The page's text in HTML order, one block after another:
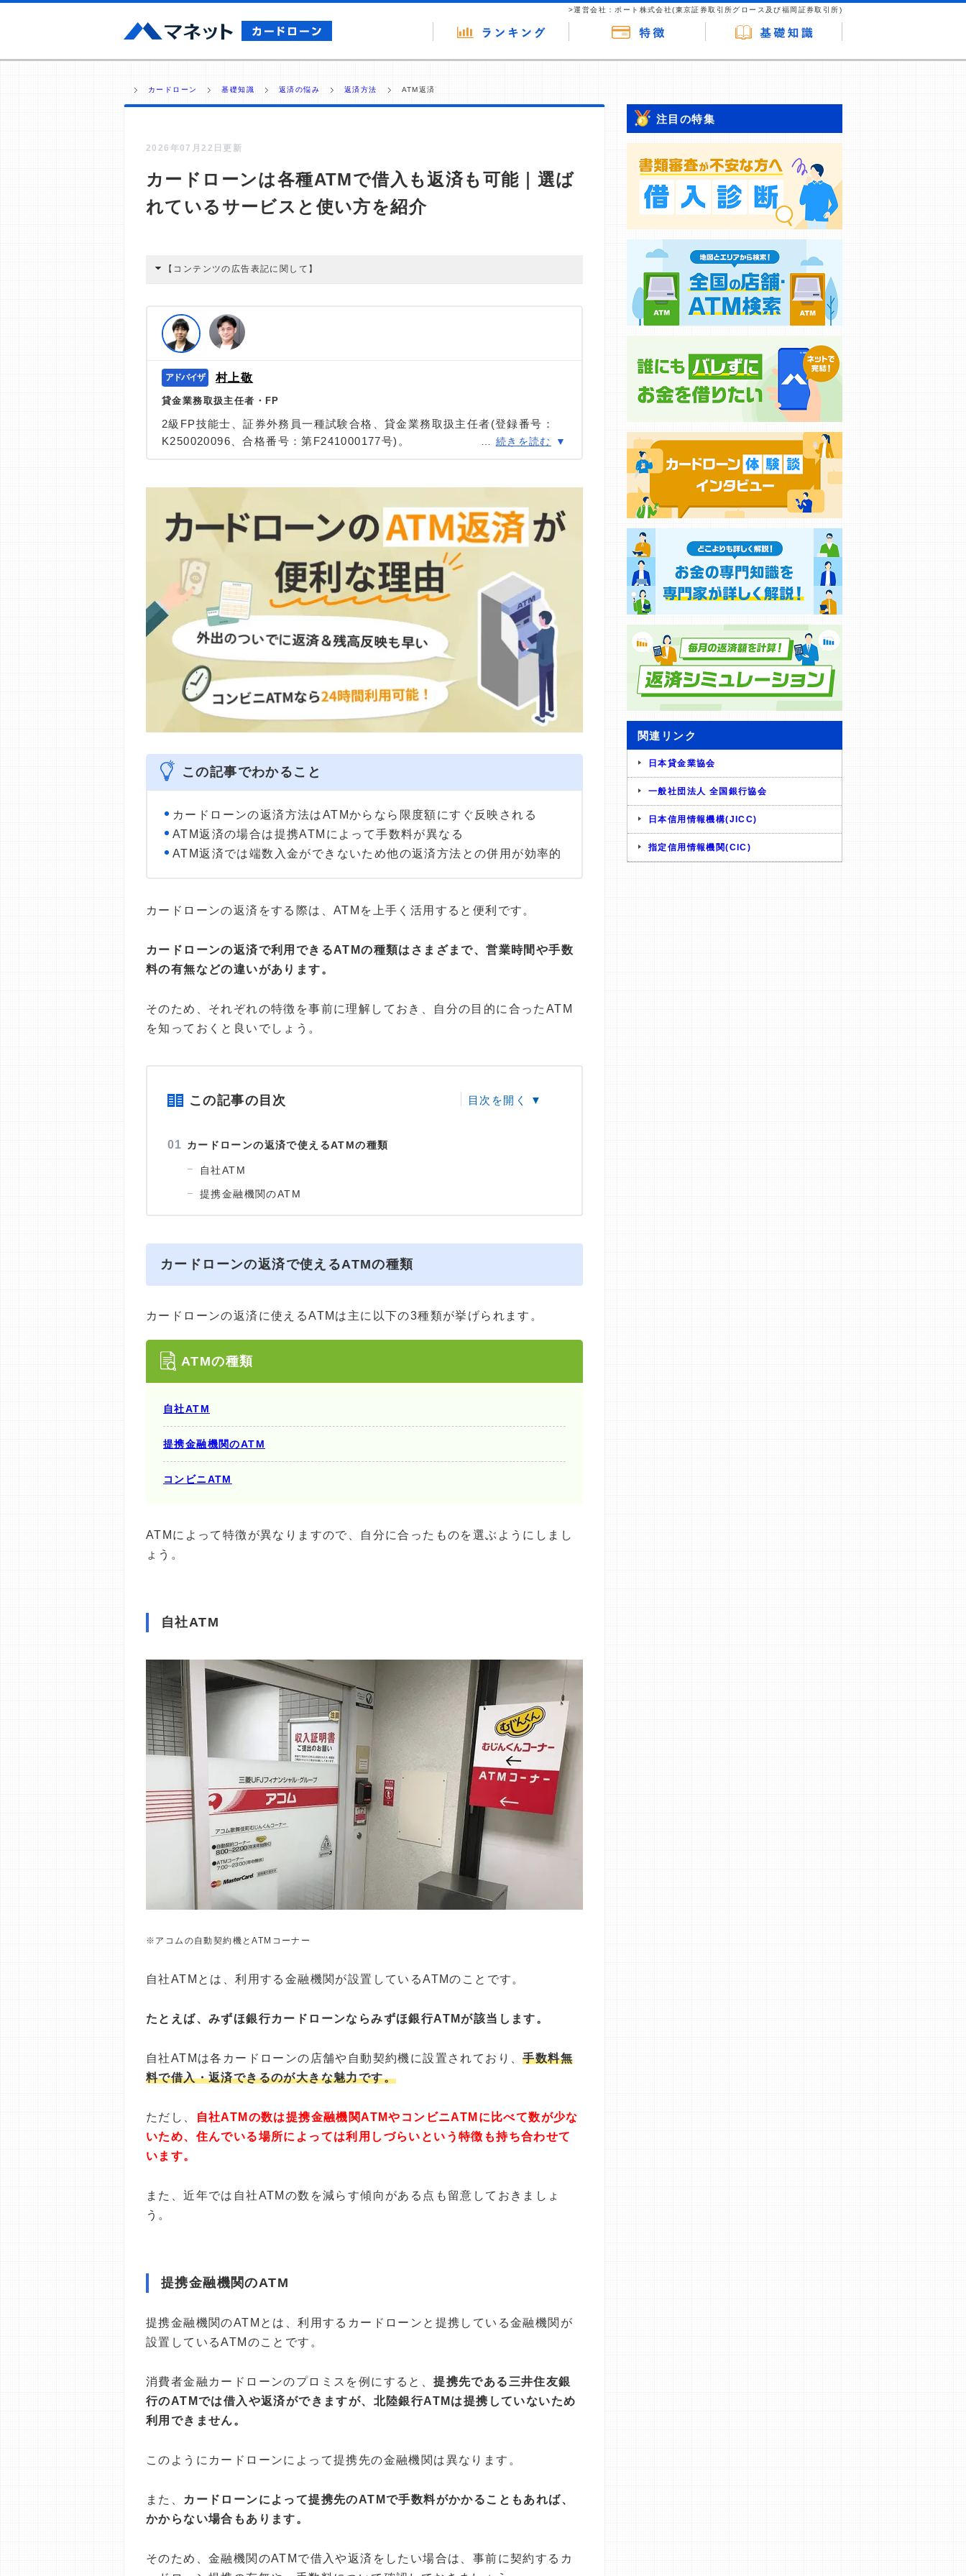
>運営会社：ポート株式会社(東京証券取引所グロース及び福岡証券取引所)
カードローン 基礎知識 返済の悩み 返済方法 ATM返済
2026年07月22日更新
カードローンは各種ATMで借入も返済も可能｜選ば
れているサービスと使い方を紹介
【コンテンツの広告表記に関して】
編集部の調査／ユーザーへの口コミ収集などに基づき、公平性を担保した情報提供を行っていま
す。
>提携企業一覧
村上敬
貸金業務取扱主任者・FP
2級FP技能士、証券外務員一種試験合格、貸金業務取扱主任者(登録番号：
K250020096、合格番号：第F241000177号)。
識と事実に基づいた信頼性の高い情報発信を心がけている。
＞＞公式ページ
続きを読む
この記事でわかること
カードローンの返済方法はATMからなら限度額にすぐ反映される
ATM返済の場合は提携ATMによって手数料が異なる
ATM返済では端数入金ができないため他の返済方法との併用が効率的
カードローンの返済をする際は、ATMを上手く活用すると便利です。
カードローンの返済で利用できるATMの種類はさまざまで、営業時間や手数
料の有無などの違いがあります。
そのため、それぞれの特徴を事前に理解しておき、自分の目的に合ったATM
を知っておくと良いでしょう。
この記事の目次
カードローンの返済で使えるATMの種類
自社ATM
提携金融機関のATM
カードローンの返済で使えるATMの種類
カードローンの返済に使えるATMは主に以下の3種類が挙げられます。
ATMの種類
自社ATM
提携金融機関のATM
コンビニATM
ATMによって特徴が異なりますので、自分に合ったものを選ぶようにしまし
ょう。
自社ATM
※アコムの自動契約機とATMコーナー
自社ATMとは、利用する金融機関が設置しているATMのことです。
たとえば、みずほ銀行カードローンならみずほ銀行ATMが該当します。
自社ATMは各カードローンの店舗や自動契約機に設置されており、手数料無
料で借入・返済できるのが大きな魅力です。
ただし、
自社ATMの数は提携金融機関ATMやコンビニATMに比べて数が少な
いため、住んでいる場所によっては利用しづらいという特徴も持ち合わせて
います。
また、近年では自社ATMの数を減らす傾向がある点も留意しておきましょ
う。
提携金融機関のATM
提携金融機関のATMとは、利用するカードローンと提携している金融機関が
設置しているATMのことです。
消費者金融カードローンのプロミスを例にすると、提携先である三井住友銀
行のATMでは借入や返済ができますが、北陸銀行ATMは提携していないため
利用できません。
このようにカードローンによって提携先の金融機関は異なります。
また、
カードローンによって提携先のATMで手数料がかかることもあれば、
かからない場合もあります。
そのため、金融機関のATMで借入や返済をしたい場合は、事前に契約するカ
注目の特集
関連リンク
日本貸金業協会
一般社団法人 全国銀行協会
日本信用情報機構(JICC)
指定信用情報機関(CIC)